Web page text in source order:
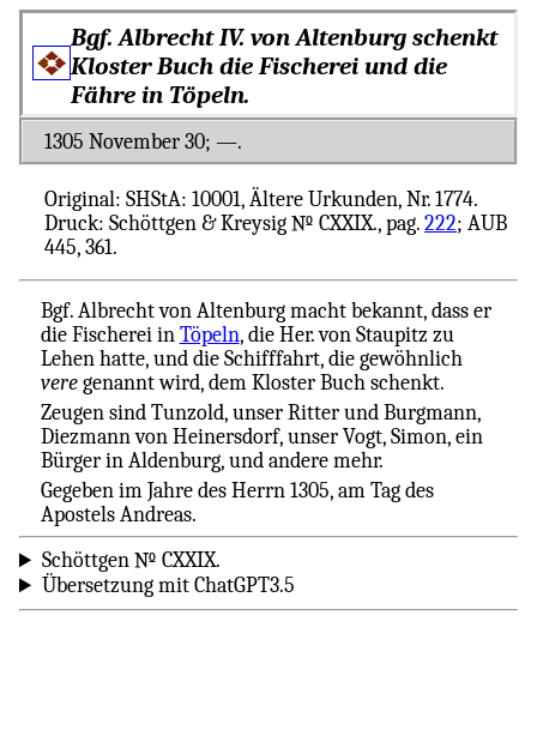
Bgf. Albrecht IV. von Altenburg schenkt
Kloster Buch die Fischerei und die
Fähre in Töpeln.
1305 November 30; ―.
Original: SHStA: 10001, Ältere Urkunden, Nr. 1774.
Druck: Schöttgen & Kreysig № CXXIX., pag.222; AUB
445, 361.
Bgf. Albrecht von Altenburg macht bekannt, dass er
die Fischerei in Töpeln, die Her. von Staupitz zu
Lehen hatte, und die Schifffahrt, die gewöhnlich
veregenannt wird, dem Kloster Buch schenkt.
Zeugen sind Tunzold, unser Ritter und Burgmann,
Diezmann von Heinersdorf, unser Vogt, Simon, ein
Bürger in Aldenburg, und andere mehr.
Gegeben im Jahre des Herrn 1305, am Tag des
Apostels Andreas.
Schöttgen № CXXIX.
Übersetzung mit ChatGPT3.5